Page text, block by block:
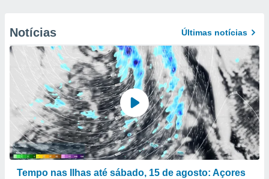
Notícias Últimas notícias
Tempo nas Ilhas até sábado, 15 de agosto: Açores